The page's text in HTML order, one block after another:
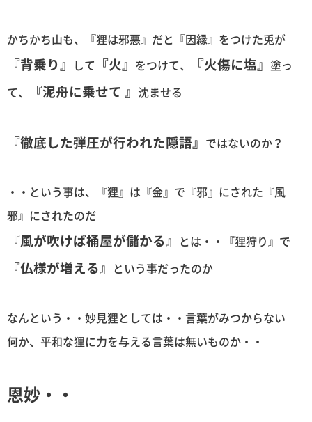
かちかち山も、『狸は邪悪』だと『因縁』をつけた兎が
『背乗り』 して 『火』 をつけて、 『火傷に塩』 塗っ
て、
『泥舟に乗せて 』 沈ませる
『徹底した弾圧が行われた隠語』 ではないのか？
・・という事は、『狸』は『金』で『邪』にされた『風
邪』にされたのだ
『風が吹けば桶屋が儲かる』 とは・・『狸狩り』で
『仏様が増える』 という事だったのか
なんという・・妙見狸としては・・言葉がみつからない
何か、平和な狸に力を与える言葉は無いものか・・
恩妙・・